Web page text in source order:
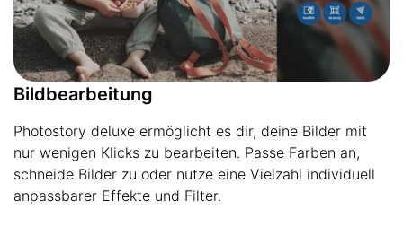
Bildbearbeitung
Photostory deluxe ermöglicht es dir, deine Bilder mit
nur wenigen Klicks zu bearbeiten. Passe Farben an,
schneide Bilder zu oder nutze eine Vielzahl individuell
anpassbarer Effekte und Filter.